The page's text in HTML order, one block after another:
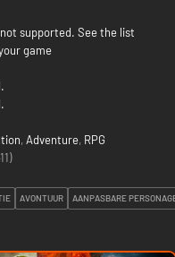
supported. See the list
game
, Adventure, RPG
AVONTUUR AANPASBARE